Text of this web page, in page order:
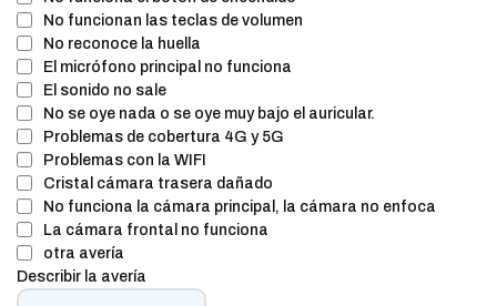
No funcionan las teclas de volumen
No reconoce la huella
El micrófono principal no funciona
El sonido no sale
No se oye nada o se oye muy bajo el auricular.
Problemas de cobertura 4G y 5G
Problemas con la WIFI
Cristal cámara trasera dañado
No funciona la cámara principal, la cámara no enfoca
La cámara frontal no funciona
otra avería
Describir la avería